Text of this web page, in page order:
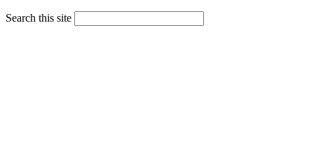
Search this site